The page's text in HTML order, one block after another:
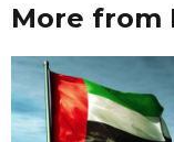
More from